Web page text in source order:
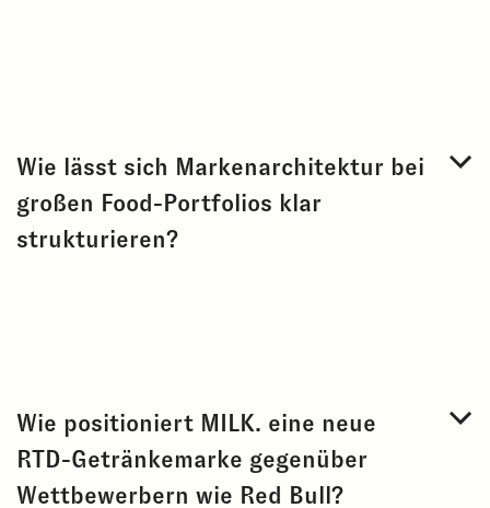
Wie lässt sich Markenarchitektur bei
großen Food-Portfolios klar
strukturieren?
Wie positioniert MILK. eine neue
RTD-Getränkemarke gegenüber
Wettbewerbern wie Red Bull?